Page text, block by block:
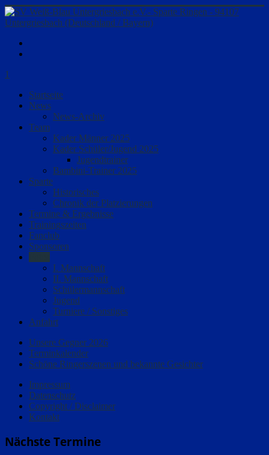
1
Startseite
News
News-Archiv
Team
Kader Männer 2025
Kader Schüler/Jugend 2025
Jugendtrainer
Bambini-Trainer 2025
Sparte
Historisches
Chronik der Platzierungen
Termine & Ergebnisse
Trainingszeiten
Fanclub
Sponsoren
I. Mannschaft
II. Mannschaft
Schülermannschaft
Jugend
Turniere / Sonstiges
Anfahrt
Unsere Gegner 2026
Terminkalender
Schöne Ringerszenen und bekannte Gesichter
Impressum
Datenschutz
Copyright / Disclaimer
Kontakt
Nächste Termine